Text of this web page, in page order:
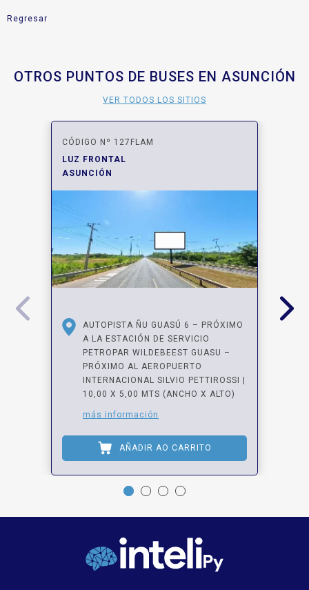
Regresar
OTROS PUNTOS DE BUSES EN ASUNCIÓN
VER TODOS LOS SITIOS
CÓDIGO Nº 127FLAM
LUZ FRONTAL
ASUNCIÓN
AUTOPISTA ÑU GUASÚ 6 – PRÓXIMO
A LA ESTACIÓN DE SERVICIO
PETROPAR WILDEBEEST GUASU –
PRÓXIMO AL AEROPUERTO
INTERNACIONAL SILVIO PETTIROSSI |
10,00 X 5,00 MTS (ANCHO X ALTO)
más información
AÑADIR AO CARRITO